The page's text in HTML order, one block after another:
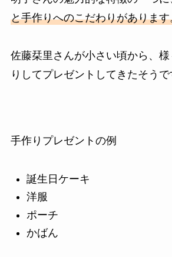
と手作りへのこだわりがあります
佐藤栞里さんが小さい頃から、
りしてプレゼントしてきたそうで
手作りプレゼントの例
誕生日ケーキ
洋服
ポーチ
かばん